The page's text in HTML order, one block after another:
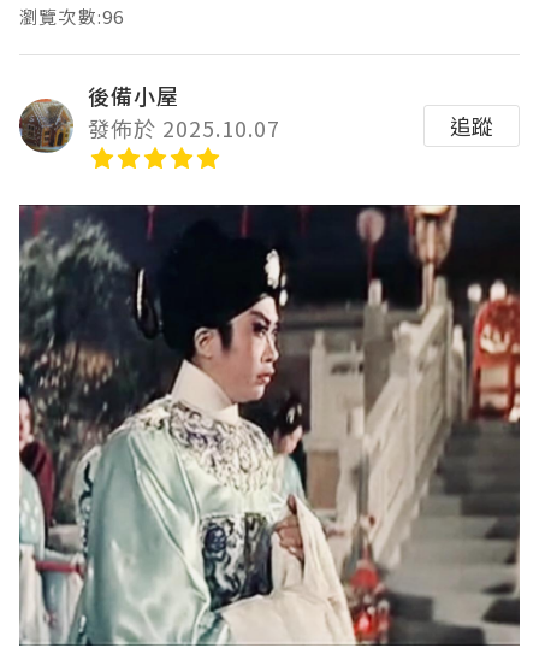
瀏覽次數:96
後備小屋
發佈於 2025.10.07
追蹤